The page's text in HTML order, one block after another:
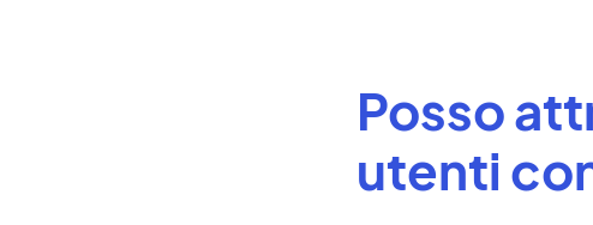
Posso
utenti